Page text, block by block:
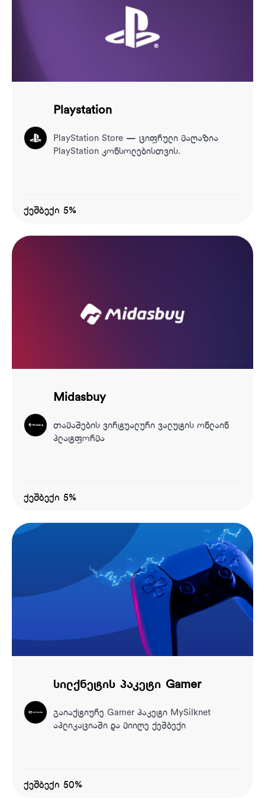
Playstation
PlayStation Store — ციფრული მაღაზია
PlayStation კონსოლებისთვის.
ქეშბექი 5%
Midasbuy
თამაშების ვირტუალური ვალუტის ონლაინ
პლატფორმა
ქეშბექი 5%
სილქნეტის პაკეტი Gamer
გაიაქტიურე Gamer პაკეტი MySilknet
აპლიკაციაში და მიიღე ქეშბექი
ქეშბექი 50%